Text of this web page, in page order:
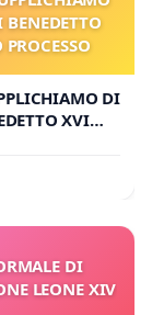
DI
XVI
DI
LEONE XIV